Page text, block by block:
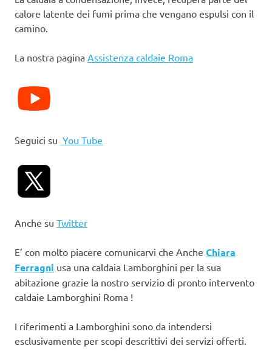
calore latente dei fumi prima che vengano espulsi con il
camino.
La nostra pagina Assistenza caldaie Roma
Seguici su You Tube
Anche su Twitter
E’ con molto piacere comunicarvi che Anche Chiara
Ferragni usa una caldaia Lamborghini per la sua
abitazione grazie la nostro servizio di pronto intervento
caldaie Lamborghini Roma !
I riferimenti a Lamborghini sono da intendersi
esclusivamente per scopi descrittivi dei servizi offerti.